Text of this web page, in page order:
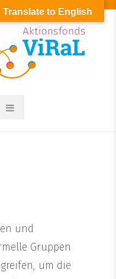
und
Gruppen
um die
Translate to English